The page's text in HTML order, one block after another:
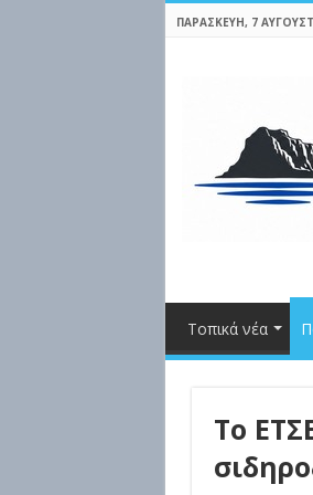
ΠΑΡΑΣΚΕΥΉ, 7
Τοπικά νέα
Το